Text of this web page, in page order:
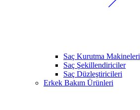
Saç Kurutma Makineleri
Saç Şekillendiriciler
Saç Düzleştiricileri
Erkek Bakım Ürünleri